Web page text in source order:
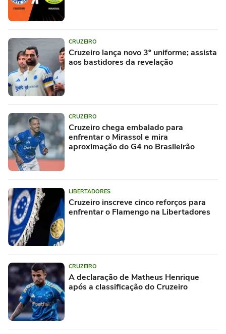
CRUZEIRO
Cruzeiro lança novo 3º uniforme; assista
aos bastidores da revelação
CRUZEIRO
Cruzeiro chega embalado para
enfrentar o Mirassol e mira
aproximação do G4 no Brasileirão
LIBERTADORES
Cruzeiro inscreve cinco reforços para
enfrentar o Flamengo na Libertadores
CRUZEIRO
A declaração de Matheus Henrique
após a classificação do Cruzeiro